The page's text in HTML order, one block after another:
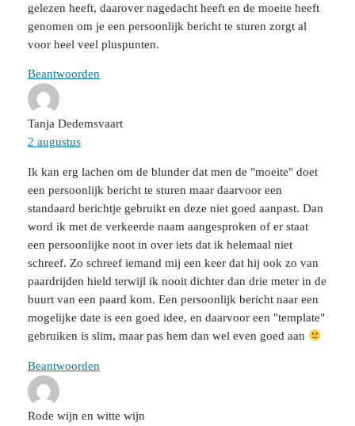
gelezen heeft, daarover nagedacht heeft en de moeite heeft
genomen om je een persoonlijk bericht te sturen zorgt al
voor heel veel pluspunten.
Beantwoorden
Tanja Dedemsvaart
2 augustus
Ik kan erg lachen om de blunder dat men de "moeite" doet
een persoonlijk bericht te sturen maar daarvoor een
standaard berichtje gebruikt en deze niet goed aanpast. Dan
word ik met de verkeerde naam aangesproken of er staat
een persoonlijke noot in over iets dat ik helemaal niet
schreef. Zo schreef iemand mij een keer dat hij ook zo van
paardrijden hield terwijl ik nooit dichter dan drie meter in de
buurt van een paard kom. Een persoonlijk bericht naar een
mogelijke date is een goed idee, en daarvoor een "template"
gebruiken is slim, maar pas hem dan wel even goed aan
Beantwoorden
Rode wijn en witte wijn